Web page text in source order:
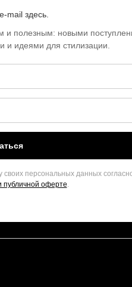
mail здесь.
полезным: новыми
и идеями для стилизации.
своих персональных данных
публичной оферте.